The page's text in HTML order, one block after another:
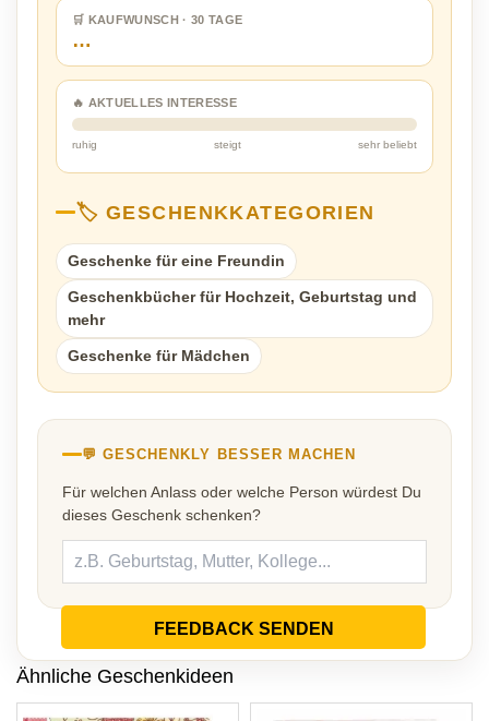
🛒 KAUFWUNSCH · 30 TAGE
…
🔥 AKTUELLES INTERESSE
ruhig steigt sehr beliebt
🏷️ GESCHENKKATEGORIEN
Geschenke für eine Freundin
Geschenkbücher für Hochzeit, Geburtstag und
mehr
Geschenke für Mädchen
💬 GESCHENKLY BESSER MACHEN
Für welchen Anlass oder welche Person würdest Du
dieses Geschenk schenken?
FEEDBACK SENDEN
Ähnliche Geschenkideen